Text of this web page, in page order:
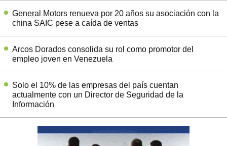
General Motors renueva por 20 años su asociación con la
china SAIC pese a caída de ventas
Arcos Dorados consolida su rol como promotor del
empleo joven en Venezuela
Solo el 10% de las empresas del país cuentan
actualmente con un Director de Seguridad de la
Información